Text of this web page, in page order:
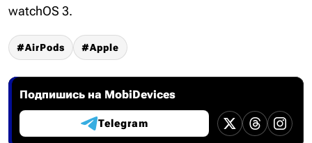
watchOS 3.
AirPods Apple
Подпишись на MobiDevices
Telegram